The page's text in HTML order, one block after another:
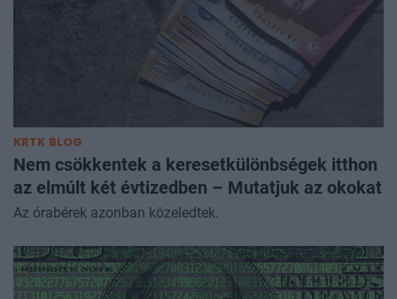
KRTK BLOG
Nem csökkentek a keresetkülönbségek itthon
az elmúlt két évtizedben – Mutatjuk az okokat
Az órabérek azonban közeledtek.